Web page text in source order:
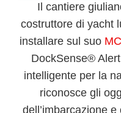
Il cantiere
costruttore di yacht
installare sul suo
DockSense® Alert
intelligente per la
riconosce gli
dell’imbarcazione